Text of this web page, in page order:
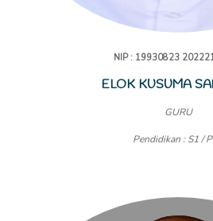
NIP : 19930823
ELOK KUSUMA
GURU
Pendidikan : S1 /